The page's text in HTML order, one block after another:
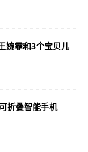
霏和3个宝贝儿
叠智能手机